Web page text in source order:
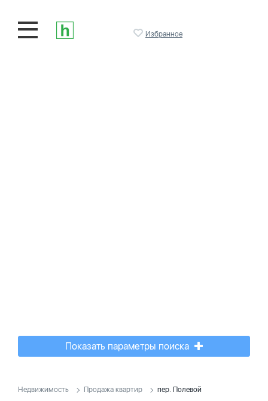
Избранное
Показать параметры поиска
Недвижимость Продажа квартир пер. Полевой